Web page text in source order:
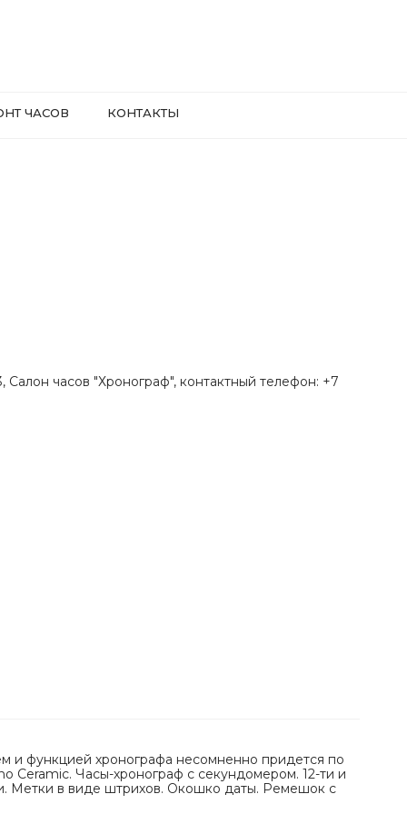
ЧАСОВ КОНТАКТЫ
Салон часов "Хронограф", контактный телефон: +7
и функцией хронографа несомненно придется по
Ceramic. Часы-хронограф с секундомером. 12-ти и
Метки в виде штрихов. Окошко даты. Ремешок с